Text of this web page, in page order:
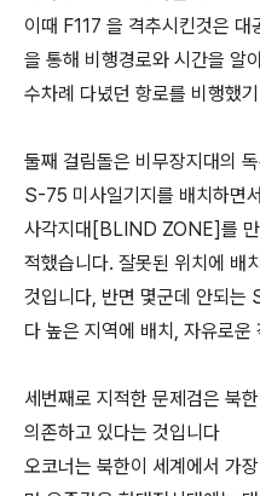
이때 F117 을 격추시킨것은
을 통해 비행경로와 시간을
수차례 다녔던 항로를 비행했
둘째 걸림돌은 비무장지대의
S-75 미사일기지를 배치하면
사각지대[BLIND ZONE]를 만
적했습니다. 잘못된 위치에 배
것입니다, 반면 몇군데 안되
다 높은 지역에 배치, 자유로운
세번째로 지적한 문제검은 북
의존하고 있다는 것입니다
오코너는 북한이 세계에서 가